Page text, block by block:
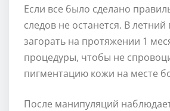
Если все было сделано
следов не останется. В
загорать на протяжении 1
процедуры, чтобы не
пигментацию кожи на месте
После манипуляций